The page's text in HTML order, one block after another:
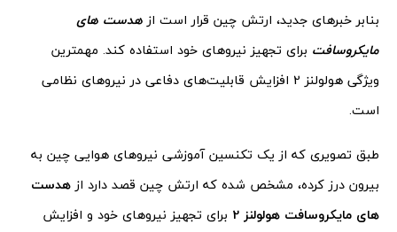
بنابر خبرهای جدید، ارتش چین قرار است از هدست های
مایکروسافت برای تجهیز نیروهای خود استفاده کند. مهمترین
ویژگی هولولنز 2 افزایش قابلیت‌های دفاعی در نیروهای نظامی
است.
طبق تصویری که از یک تکنسین آموزشی نیروهای هوایی چین به
بیرون درز کرده، مشخص شده که ارتش چین قصد دارد از هدست
های مایکروسافت هولولنز 2
برای تجهیز نیروهای خود و افزایش